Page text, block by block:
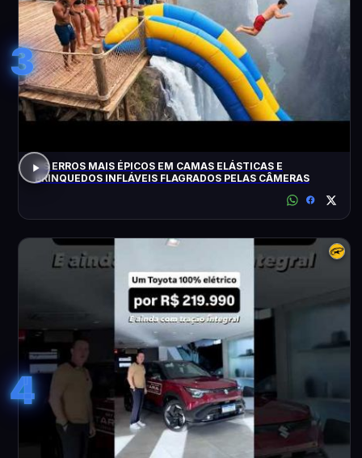
3
OS ERROS MAIS ÉPICOS EM CAMAS ELÁSTICAS E
BRINQUEDOS INFLÁVEIS FLAGRADOS PELAS CÂMERAS
4